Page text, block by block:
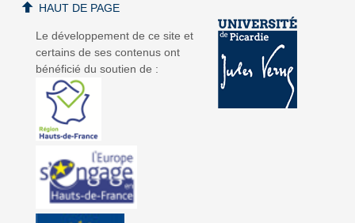
Le développement de ce site et
certains de ses contenus ont
bénéficié du soutien de :
HAUT DE PAGE